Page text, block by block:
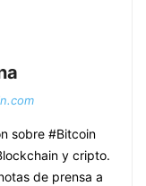
sobre #Bitcoin
y cripto.
de prensa a